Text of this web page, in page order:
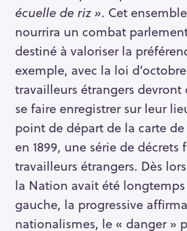
écuelle de riz ». Cet
nourrira un combat
destiné à valoriser la
exemple, avec la loi d’octobre
travailleurs étrangers
se faire enregistrer sur leur
point de départ de la carte
en 1899, une série de décrets
travailleurs étrangers. Dès
la Nation avait été
gauche, la progressive
nationalismes, le « danger »